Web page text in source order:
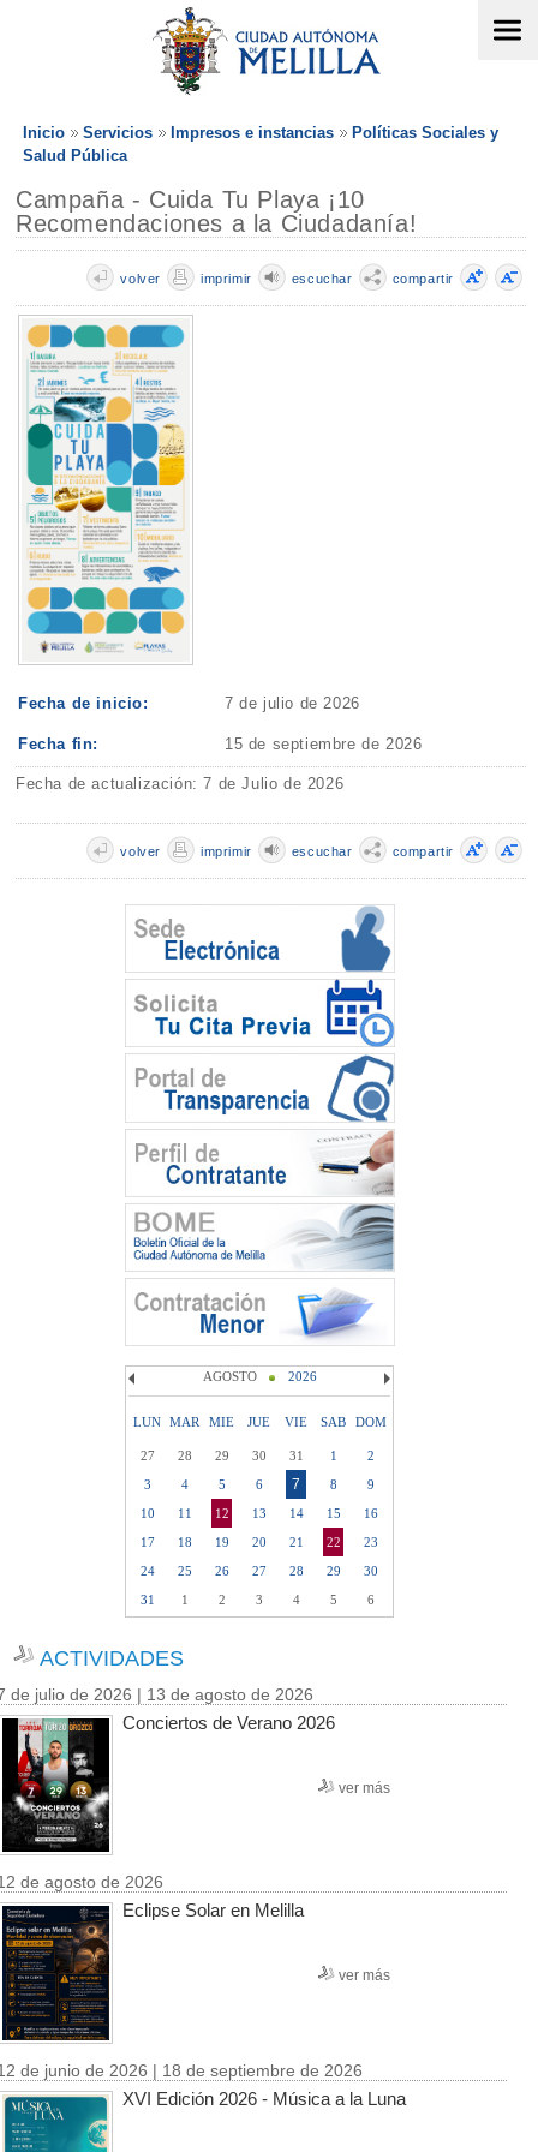
Inicio Servicios Impresos e instancias
Políticas Sociales y
Salud Pública
Campaña - Cuida Tu Playa ¡10
Recomendaciones a la Ciudadanía!
compartir
escuchar
imprimir
volver
Fecha de inicio: 7 de julio de 2026
Fecha fin: 15 de septiembre de 2026
Fecha de actualización: 7 de Julio de 2026
compartir
escuchar
imprimir
volver
AGOSTO 2026
LUN MAR MIE JUE VIE SAB DOM
27 28 29 30 31 1
2
3
4 5 6 7 8
9
10
11 12 13 14 15
16
17
18 19 20 21 22
23
24
25 26 27 28 29
30
31
1 2 3 4 5 6
ACTIVIDADES
de julio de 2026 | 13 de agosto de 2026
Conciertos de Verano 2026
ver más
de agosto de 2026
Eclipse Solar en Melilla
ver más
de junio de 2026 | 18 de septiembre de 2026
XVI Edición 2026 - Música a la Luna